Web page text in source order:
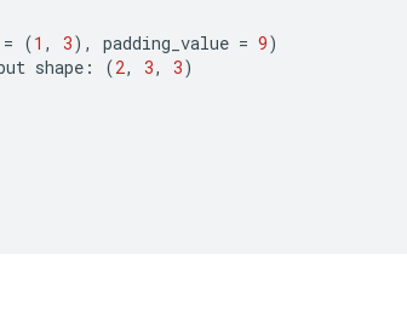
= (1 , 3), padding_value = 9)
shape : (2, 3, 3)